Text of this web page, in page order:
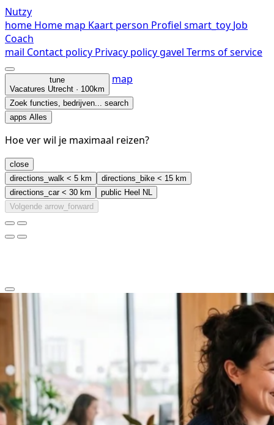
Nutzy
home Home map Kaart person Profiel smart_toy Job
Coach
mail Contact policy Privacy policygavel Terms of service
tune
Vacatures Utrecht · 100km
map
Zoek functies, bedrijven... search
apps Alles
Hoe ver wil je maximaal reizen?
close
directions_walk < 5 km directions_bike < 15 km
directions_car< 30 km public Heel NL
Volgende arrow_forward